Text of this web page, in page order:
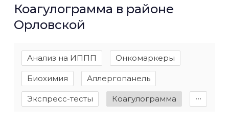
Коагулограмма в районе
Орловской
Анализ на ИППП Онкомаркеры
Биохимия Аллергопанель
Экспресс-тесты Коагулограмма ∙∙∙